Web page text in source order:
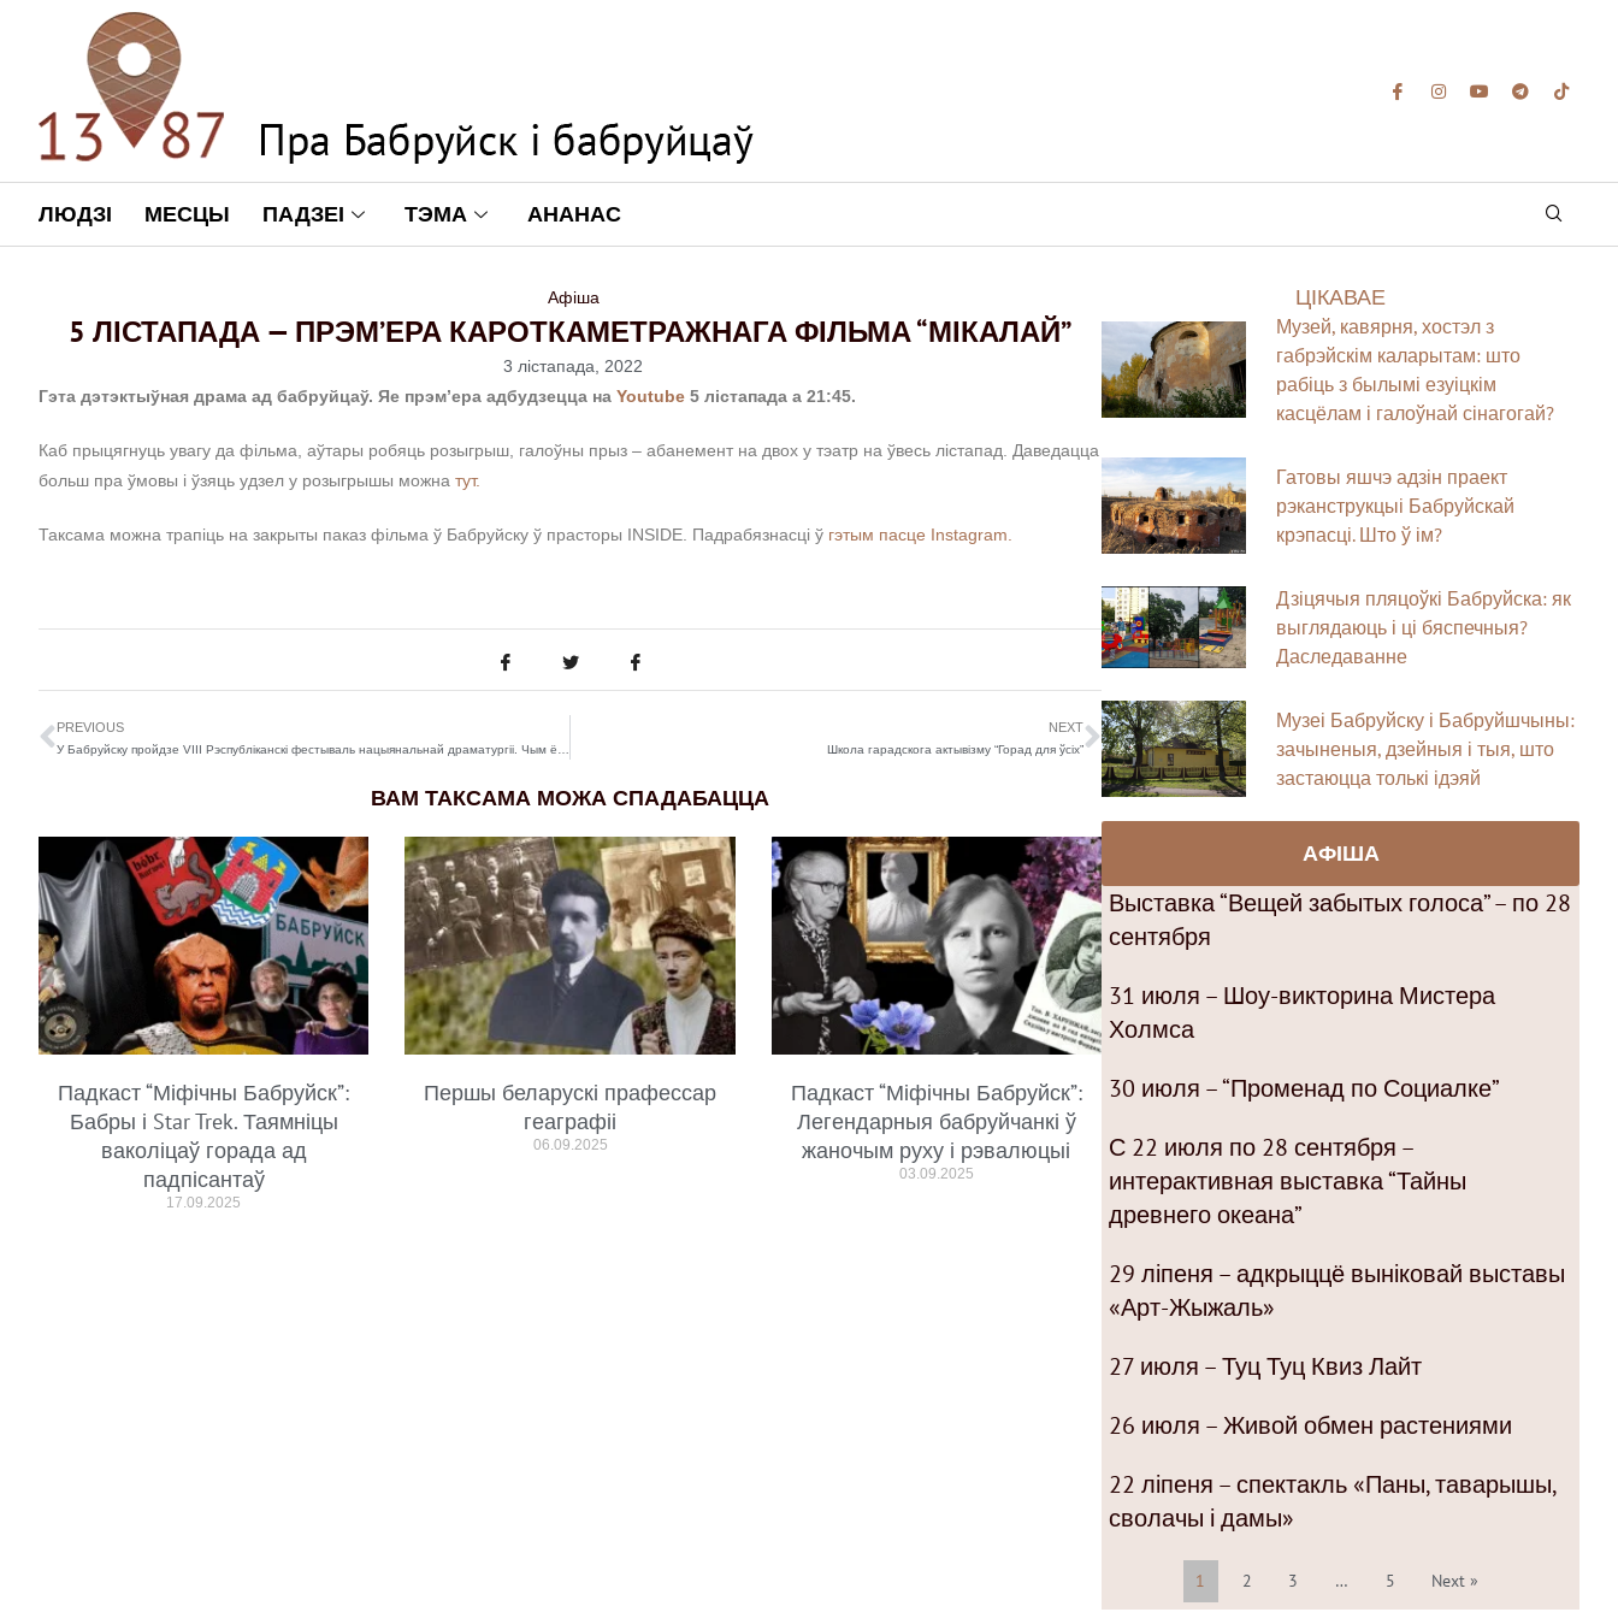
ЛЮДЗІ МЕСЦЫ ПАДЗЕІ ТЭМА АНАНАС
Афіша
5 ЛІСТАПАДА — ПРЭМ’ЕРА КАРОТКАМЕТРАЖНАГА ФІЛЬМА “МІКАЛАЙ”
3 лістапада, 2022
Гэта дэтэктыўная драма ад бабруйцаў. Яе прэм’ера адбудзецца на Youtube 5 лістапада а 21:45.
Каб прыцягнуць увагу да фільма, аўтары робяць розыгрыш, галоўны прыз – абанемент на двох у тэатр на ўвесь лістапад. Даведацца
больш пра ўмовы і ўзяць удзел у розыгрышы можна тут.
Таксама можна трапіць на закрыты паказ фільма ў Бабруйску ў прасторы INSIDE. Падрабязнасці ў гэтым пасце Instagram.
PREVIOUS NEXT
Школа гарадскога актывізму “Горад для ўсіх”
ВАМ ТАКСАМА МОЖА СПАДАБАЦЦА
Падкаст “Міфічны Бабруйск”:
Бабры і Star Trek. Таямніцы
ваколіцаў горада ад
падпісантаў
17.09.2025
Першы беларускі прафессар
геаграфіі
06.09.2025
Падкаст “Міфічны Бабруйск”:
Легендарныя бабруйчанкі ў
жаночым руху і рэвалюцыі
03.09.2025
ЦІКАВАЕ
Музей, кавярня, хостэл з
габрэйскім каларытам: што
рабіць з былымі езуіцкім
касцёлам і галоўнай сінагогай?
Гатовы яшчэ адзін праект
рэканструкцыі Бабруйскай
крэпасці. Што ў ім?
Дзіцячыя пляцоўкі Бабруйска: як
выглядаюць і ці бяспечныя?
Даследаванне
Музеі Бабруйску і Бабруйшчыны:
зачыненыя, дзейныя і тыя, што
застаюцца толькі ідэяй
АФІША
Выставка “Вещей забытых голоса” – по 28
сентября
31 июля – Шоу-викторина Мистера
Холмса
30 июля – “Променад по Социалке”
С 22 июля по 28 сентября –
интерактивная выставка “Тайны
древнего океана”
29 ліпеня – адкрыццё выніковай выставы
«Арт-Жыжаль»
27 июля – Туц Туц Квиз Лайт
26 июля – Живой обмен растениями
22 ліпеня – спектакль «Паны, таварышы,
сволачы і дамы»
1 2 3 … 5 Next »